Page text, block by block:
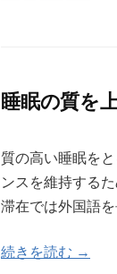
睡眠の質を
質の高い睡眠を
ンスを維持する
滞在では外国語
続きを読む →